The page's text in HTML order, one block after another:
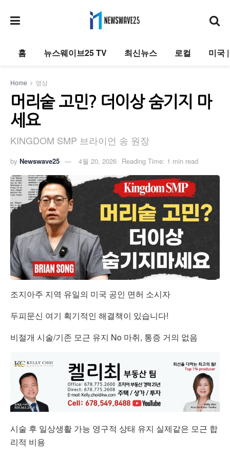
홈 뉴스웨이브25 TV 최신뉴스 로컬 미국
Home 영상
머리숱 고민? 더이상 숨기지 마
세요
KINGDOM SMP 브라이언 송 원장
by Newswave25 4월 20, 2026 Reading Time: 1 min read
조지아주 지역 유일의 미국 공인 면허 소시자
두피문신 여기 획기적인 해결책이 있습니다!
비절개 시술/기존 모근 유지 No 마취, 통증 거의 없음
시술 후 일상생활 가능 영구적 상태 유지 실제같은 모근 합
리적 비용